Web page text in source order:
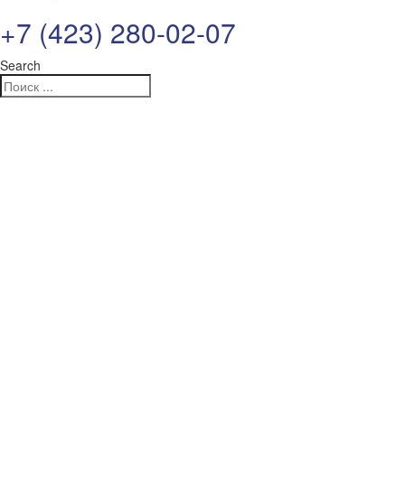
+7 (423) 280-02-07
Search